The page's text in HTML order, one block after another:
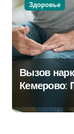
Здоровье
Вызов
Кемерово: